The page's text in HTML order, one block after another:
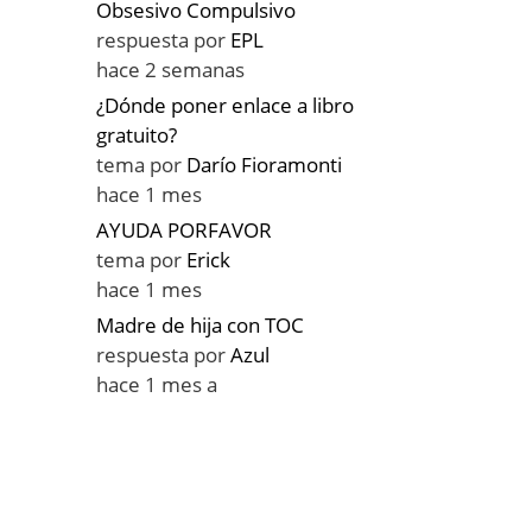
Obsesivo Compulsivo
respuesta por EPL
hace 2 semanas
¿Dónde poner enlace a libro
gratuito?
tema por Darío Fioramonti
hace 1 mes
AYUDA PORFAVOR
tema por Erick
hace 1 mes
Madre de hija con TOC
respuesta porAzul
hace 1 mes a